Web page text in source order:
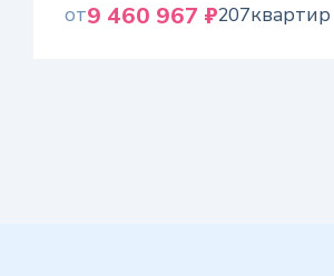
от9 460 967 ₽207квартир